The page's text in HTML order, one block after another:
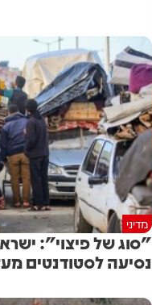
מדיני
"סוג של פיצוי":
נסיעה לסטודנטים